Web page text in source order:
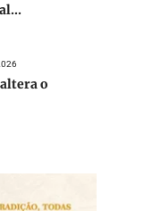
o